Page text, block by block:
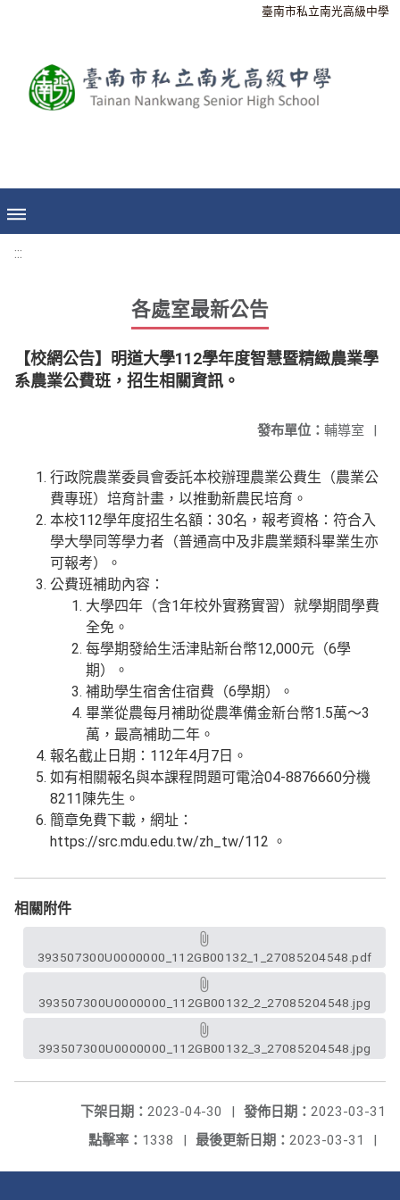
臺南市私立南光高級中學
:::
各處室最新公告
【校網公告】明道大學112學年度智慧暨精緻農業學
系農業公費班，招生相關資訊。
發布單位： 輔導室 |
行政院農業委員會委託本校辦理農業公費生（農業公
費專班）培育計畫，以推動新農民培育。
本校112學年度招生名額：30名，報考資格：符合入
學大學同等學力者（普通高中及非農業類科畢業生亦
可報考）。
公費班補助內容：
大學四年（含1年校外實務實習）就學期間學費
全免。
每學期發給生活津貼新台幣12,000元（6學
期）。
補助學生宿舍住宿費（6學期）。
畢業從農每月補助從農準備金新台幣1.5萬～3
萬，最高補助二年。
報名截止日期：112年4月7日。
如有相關報名與本課程問題可電洽04-8876660分機
8211陳先生。
簡章免費下載，網址：
https://src.mdu.edu.tw/zh_tw/112 。
相關附件
393507300U0000000_112GB00132_1_27085204548.pdf
393507300U0000000_112GB00132_2_27085204548.jpg
393507300U0000000_112GB00132_3_27085204548.jpg
發佈日期： 2023-03-31
下架日期： 2023-04-30
|
最後更新日期： 2023-03-31 |
點擊率： 1338 |